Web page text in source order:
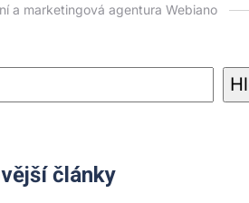
a marketingová agentura Webiano
články